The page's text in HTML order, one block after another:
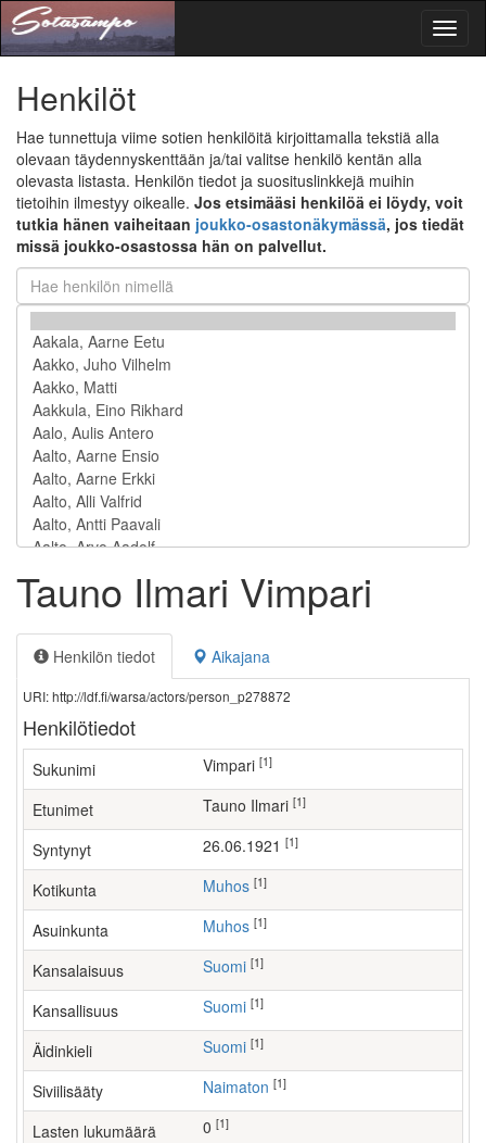
Henkilöt
Hae tunnettuja viime sotien henkilöitä kirjoittamalla tekstiä alla
olevaan täydennyskenttään ja/tai valitse henkilö kentän alla
olevasta listasta. Henkilön tiedot ja suosituslinkkejä muihin
tietoihin ilmestyy oikealle. Jos etsimääsi henkilöä ei löydy, voit
tutkia hänen vaiheitaan joukko-osastonäkymässä, jos tiedät
missä joukko-osastossa hän on palvellut.
Tauno Ilmari Vimpari
Henkilön tiedot Aikajana
URI: http://ldf.fi/warsa/actors/person_p278872
Henkilötiedot
Sukunimi Vimpari [1]
Etunimet Tauno Ilmari [1]
Syntynyt 26.06.1921 [1]
Kotikunta Muhos [1]
Asuinkunta Muhos [1]
Kansalaisuus Suomi [1]
Kansallisuus Suomi [1]
Äidinkieli Suomi [1]
Siviilisääty Naimaton [1]
Lasten lukumäärä [1]